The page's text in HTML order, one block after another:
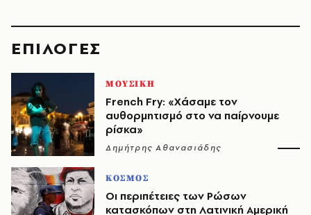
EΠΙΛΟΓΈΣ
ΜΟΥΣΙΚΗ
French Fry: «Χάσαμε τον
αυθορμητισμό στο να παίρνουμε
ρίσκα»
Δημήτρης Αθανασιάδης
ΚΟΣΜΟΣ
Οι περιπέτειες των Ρώσων
κατασκόπων στη Λατινική Αμερική